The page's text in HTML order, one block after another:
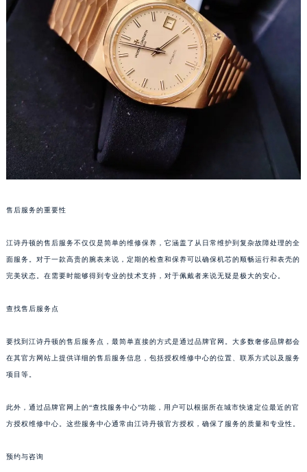
售后服务的重要性
江诗丹顿的售后服务不仅仅是简单的维修保养，它涵盖了从日常维护到复杂故障处理的全
面服务。对于一款高贵的腕表来说，定期的检查和保养可以确保机芯的顺畅运行和表壳的
完美状态。在需要时能够得到专业的技术支持，对于佩戴者来说无疑是极大的安心。
查找售后服务点
要找到江诗丹顿的售后服务点，最简单直接的方式是通过品牌官网。大多数奢侈品牌都会
在其官方网站上提供详细的售后服务信息，包括授权维修中心的位置、联系方式以及服务
项目等。
此外，通过品牌官网上的“查找服务中心”功能，用户可以根据所在城市快速定位最近的官
方授权维修中心。这些服务中心通常由江诗丹顿官方授权，确保了服务的质量和专业性。
预约与咨询